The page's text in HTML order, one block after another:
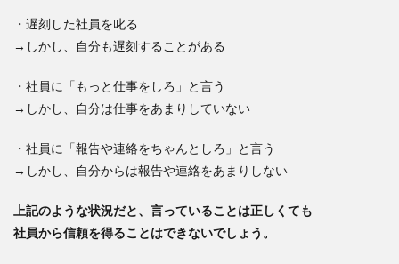
・遅刻した社員を叱る
→しかし、自分も遅刻することがある
・社員に「もっと仕事をしろ」と言う
→しかし、自分は仕事をあまりしていない
・社員に「報告や連絡をちゃんとしろ」と言う
→しかし、自分からは報告や連絡をあまりしない
上記のような状況だと、言っていることは正しくても
社員から信頼を得ることはできないでしょう。